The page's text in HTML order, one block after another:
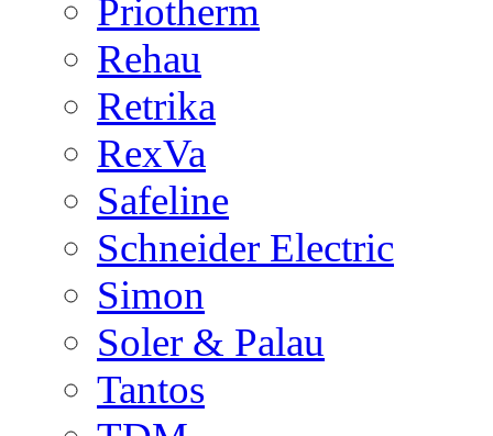
Priotherm
Rehau
Retrika
RexVa
Safeline
Schneider Electric
Simon
Soler & Palau
Tantos